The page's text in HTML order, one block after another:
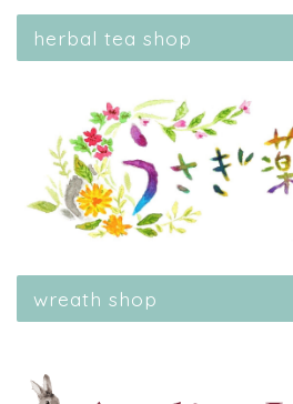
herbal tea shop
wreath shop